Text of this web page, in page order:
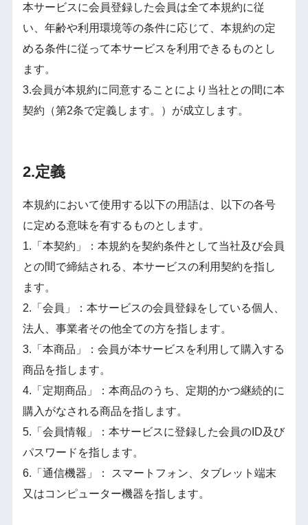
本サービスに会員登録した会員は全て本規約に従
い、年齢や利用環境等の条件に応じて、本規約の定
める条件に従って本サービスを利用できるものとし
ます。
3.会員が本規約に同意することにより当社との間に本
契約（第2条で定義します。）が成立します。
2.定義
本規約において使用する以下の用語は、以下の各号
に定める意味を有するものとします。
1.「本契約」：本規約を契約条件として当社及び会員
との間で締結される、本サービスの利用契約を指し
ます。
2.「会員」：本サービスの会員登録をしている個人、
法人、事業者その他全ての方を指します。
3.「本商品」：会員が本サービスを利用して購入する
商品を指します。
4.「定期商品」：本商品のうち、定期的かつ継続的に
購入がなされる商品を指します。
5.「会員情報」：本サービスに登録した会員のID及び
パスワードを指します。
6.「通信機器」： スマートフォン、タブレット端末
又はコンピューター機器を指します。